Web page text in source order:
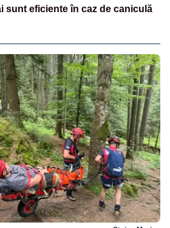
sunt eficiente în caz de caniculă